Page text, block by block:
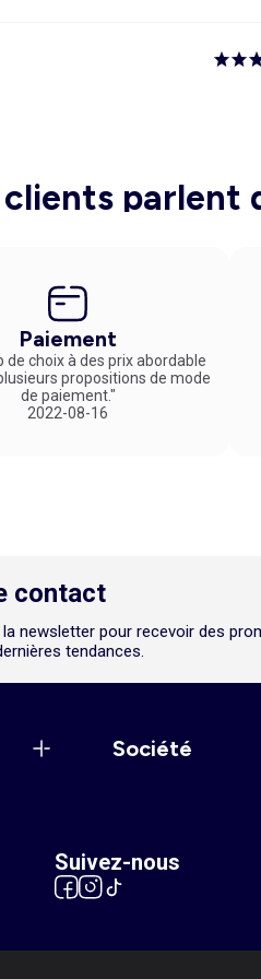
clients parlent
Paiement
de choix à des prix abordable
propositions de mode
de paiement."
2022-08-16
contact
newsletter pour recevoir des
tendances.
Société
Suivez-nous